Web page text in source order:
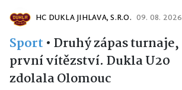
HC DUKLA JIHLAVA, S.R.O. 09. 08. 2026
Sport • Druhý zápas turnaje,
první vítězství. Dukla U20
zdolala Olomouc